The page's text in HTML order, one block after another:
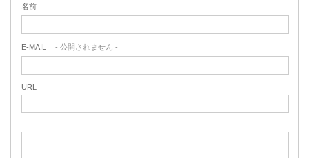
名前
E-MAIL - 公開されません -
URL